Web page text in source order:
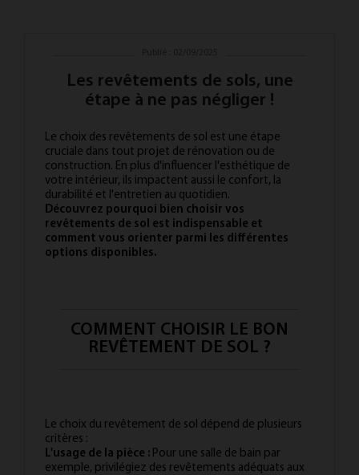
Les revêtements de sols, une
étape à ne pas négliger !
Le choix des revêtements de sol est une étape
cruciale dans tout projet de rénovation ou de
construction. En plus d'influencer l'esthétique de
votre intérieur, ils impactent aussi le confort, la
durabilité et l'entretien au quotidien.
Découvrez pourquoi bien choisir vos
revêtements de sol est indispensable et
comment vous orienter parmi les différentes
options disponibles.
COMMENT CHOISIR LE BON
REVÊTEMENT DE SOL ?
Le choix du revêtement de sol dépend de plusieurs
critères :
L'usage de la pièce : Pour une salle de bain par
exemple, privilégiez des revêtements adéquats aux